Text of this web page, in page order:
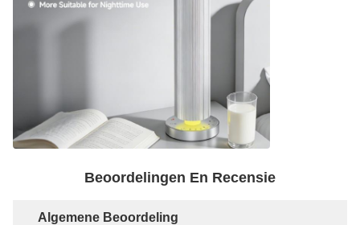
Beoordelingen En Recensie
Algemene Beoordeling